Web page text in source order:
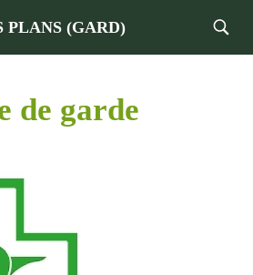
PLANS (GARD)
de garde